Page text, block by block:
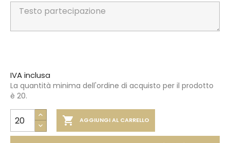
 AGGIUNGI AL CARRELLO
IVA inclusa
La quantità minima dell'ordine di acquisto per il prodotto
è 20.